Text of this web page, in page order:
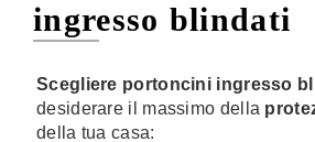
ingresso blindati
Scegliere portoncini ingresso
desiderare il massimo della
della tua casa: